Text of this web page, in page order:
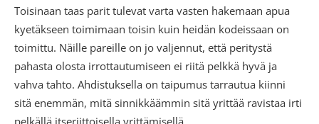
Toisinaan taas parit tulevat varta vasten hakemaan apua
kyetäkseen toimimaan toisin kuin heidän kodeissaan on
toimittu. Näille pareille on jo valjennut, että peritystä
pahasta olosta irrottautumiseen ei riitä pelkkä hyvä ja
vahva tahto. Ahdistuksella on taipumus tarrautua kiinni
sitä enemmän, mitä sinnikkäämmin sitä yrittää ravistaa irti
pelkällä itseriittoisella yrittämisellä.